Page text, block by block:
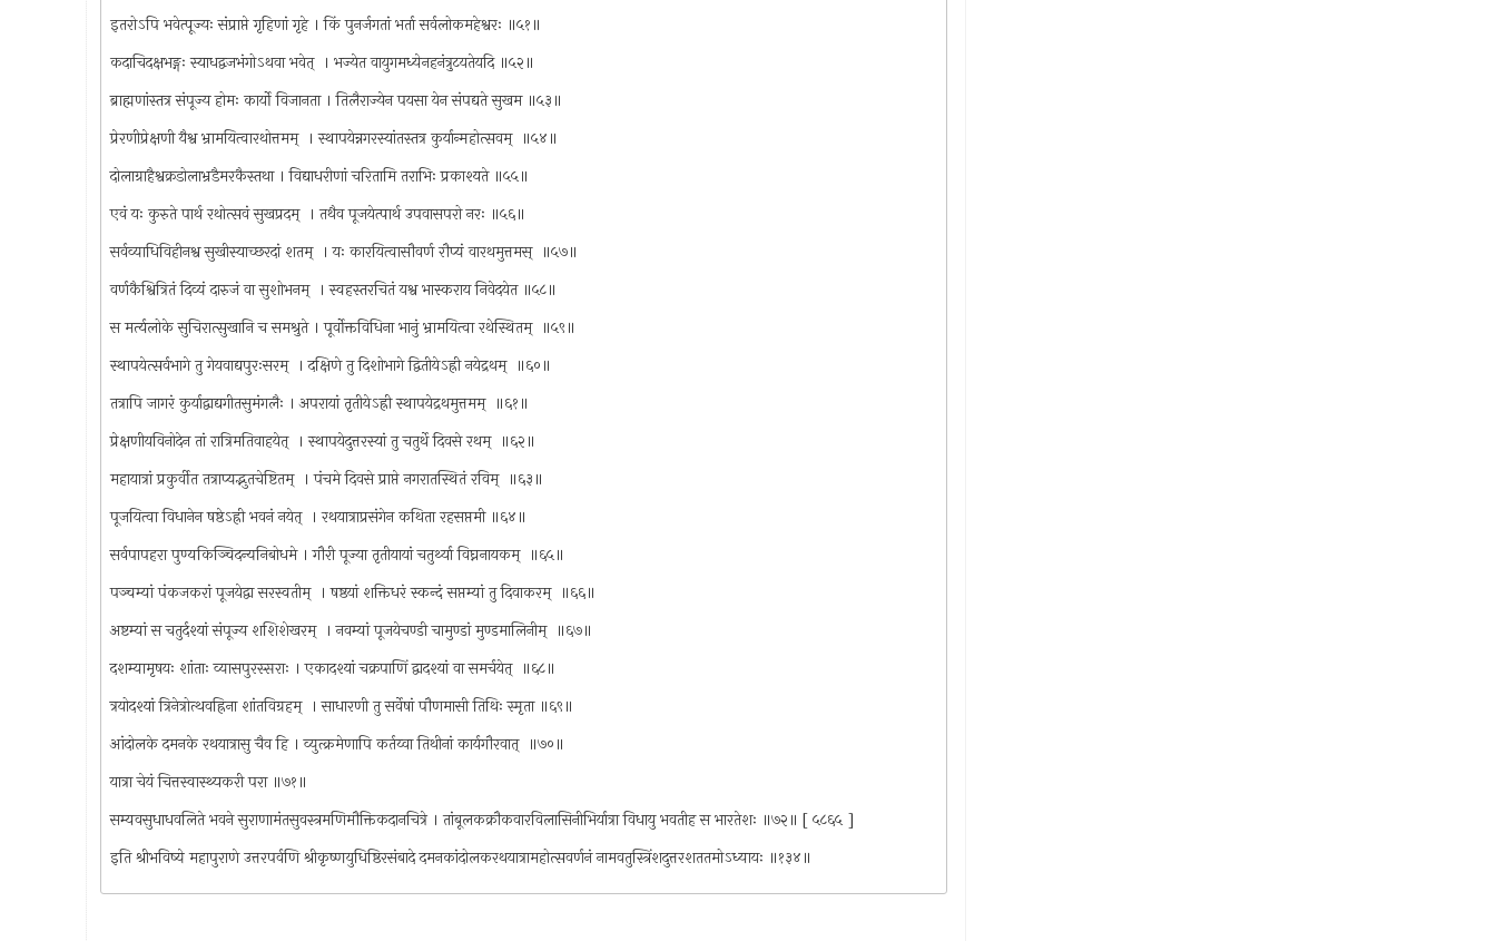
इतरोऽपि भवेत्पूज्यः संप्राप्ते गृहिणां गृहे । किं पुनर्जगतां भर्ता सर्वलोकमहेश्वरः ॥५१॥
कदाचिदक्षभङ्गः स्याधद्वजभंगोऽथवा भवेत् ‍ । भज्येत वायुगमध्येनहनंत्रुटयतेयदि ॥५२॥
ब्राह्मणांस्तत्र संपूज्य होमः कार्यो विजानता । तिलैराज्येन पयसा येन संपद्यते सुखम ॥५३॥
प्रेरणीप्रेक्षणी यैश्व भ्रामयित्वारथोत्तमम् ‍ । स्थापयेन्नगरस्यांतस्तत्र कुर्यान्महोत्सवम् ‍ ॥५४॥
दोलाग्राहैश्वक्रडोलाभ्रडैमरकैस्तथा । विद्याधरीणां चरितामि तराभिः प्रकाश्यते ॥५५॥
एवं यः कुरुते पार्थ रथोत्सवं सुखप्रदम् ‍ । तथैव पूजयेत्पार्थ उपवासपरो नरः ॥५६॥
सर्वव्याधिविहीनश्व सुखीस्याच्छरदां शतम् ‍ । यः कारयित्वासौवर्ण रौप्यं वारथमुत्तमस् ‍ ॥५७॥
वर्णकैश्वित्रितं दिव्यं दारुजं वा सुशोभनम् ‍ । स्वहस्तरचितं यश्व भास्कराय निवेदयेत ॥५८॥
स मर्त्यलोके सुचिरात्सुखानि च समश्रुते । पूर्वोक्तविधिना भानुं भ्रामयित्वा रथेस्थितम् ‍ ॥५९॥
स्थापयेत्सर्वभागे तु गेयवाद्यपुरःसरम् ‍ । दक्षिणे तु दिशोभागे द्वितीयेऽह्री नयेद्रथम् ‍ ॥६०॥
तत्रापि जागरं कुर्याद्वाद्यगीतसुमंगलैः । अपरायां तृतीयेऽह्री स्थापयेद्रथमुत्तमम् ‍ ॥६१॥
प्रेक्षणीयविनोदेन तां रात्रिमतिवाहयेत् ‍ । स्थापयेदुत्तरस्यां तु चतुर्थे दिवसे रथम् ‍ ॥६२॥
महायात्रां प्रकुर्वीत तत्राप्यद्भुतचेष्टितम् ‍ । पंचमे दिवसे प्राप्ते नगरातस्थितं रविम् ‍ ॥६३॥
पूजयित्वा विधानेन षष्ठेऽह्री भवनं नयेत् ‍ । रथयात्राप्रसंगेन कथिता रहसप्तमी ॥६४॥
सर्वपापहरा पुण्यकिञ्चिदन्यनिबोधमे । गौरी पूज्या तृतीयायां चतुर्थ्या विघ्ननायकम् ‍ ॥६५॥
पञ्चम्यां पंकजकरां पूजयेद्वा सरस्वतीम् ‍ । षष्ठयां शक्तिधरं स्कन्दं सप्तम्यां तु दिवाकरम् ‍ ॥६६॥
अष्टम्यां स चतुर्दश्यां संपूज्य शशिशेखरम् ‍ । नवम्यां पूजयेचण्डी चामुण्डां मुण्डमालिनीम् ‍ ॥६७॥
दशम्यामृषयः शांताः व्यासपुरस्सराः । एकादश्यां चक्रपाणिं द्वादश्यां वा समर्चयेत् ‍ ॥६८॥
त्रयोदश्यां त्रिनेत्रोत्थवह्रिना शांतविग्रहम् ‍ । साधारणी तु सर्वेषां पौणमासी तिथिः स्मृता ॥६९॥
आंदोलके दमनके रथयात्रासु चैव हि । व्युत्क्रमेणापि कर्तय्वा तिथीनां कार्यगौरवात् ‍ ॥७०॥
यात्रा चेयं चित्तस्वास्थ्यकरी परा ॥७१॥
सम्यवसुधाधवलिते भवने सुराणामंतसुवस्त्रमणिमौक्तिकदानचित्रे । तांबूलकक्रौकवारविलासिनीभिर्यात्रा विधायु भवतीह स भारतेशः ॥७२॥ [ ५८६५ ]
इति श्रीभविष्ये महापुराणे उत्तरपर्वणि श्रीकृष्णयुधिष्ठिरसंबादे दमनकांदोलकरथयात्रामहोत्सवर्णनं नामवतुस्त्रिंशदुत्तरशततमोऽध्यायः ॥१३४॥